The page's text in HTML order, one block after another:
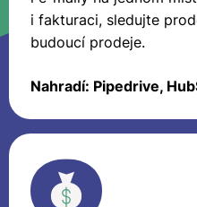
i fakturaci, sledujte
budoucí prodeje.
Nahradí: Pipedrive,